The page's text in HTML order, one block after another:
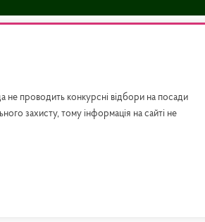
не проводить конкурсні відбори на посади
захисту, тому інформація на сайті не